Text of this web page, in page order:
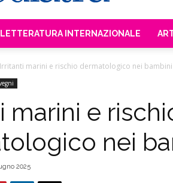
LETTERATURA INTERNAZIONALE
Irritanti marini e rischio dermatologico nei bambini
marini e
nei
2025